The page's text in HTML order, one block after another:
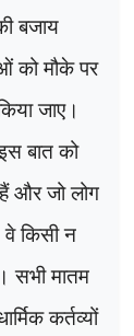
बजाय
को मौके पर
जाए।
बात को
और जो लोग
वे किसी न
सभी मातम
कर्तव्यों